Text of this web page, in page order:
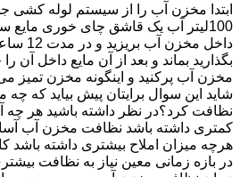
ابتدا مخزن آب را از سیستم لوله کشی
داخل
بگذارید بماند و بعد از آن مایع داخل آن
مخزن آب پرکنید و اینگونه مخزن تمیز
شاید این سوال برایتان پیش بیاید که چه
نظافت کرد؟در نظر داشته باشید هر
کمتری داشته باشد نظافت مخزن آب
هرچه میزان املاح بیشتری داشته باشد
در بازه زمانی معین نیاز به نظافت